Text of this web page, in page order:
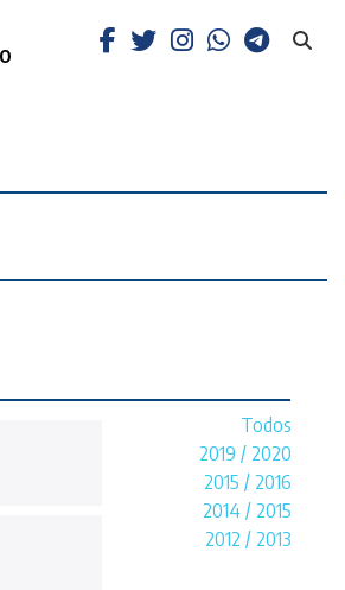
Todos
2019 / 2020
2015 / 2016
2014 / 2015
2012 / 2013